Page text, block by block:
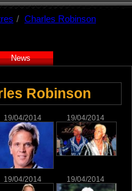
Charles Robinson
News
Robinson
19/04/2014 19/04/2014
19/04/2014 19/04/2014